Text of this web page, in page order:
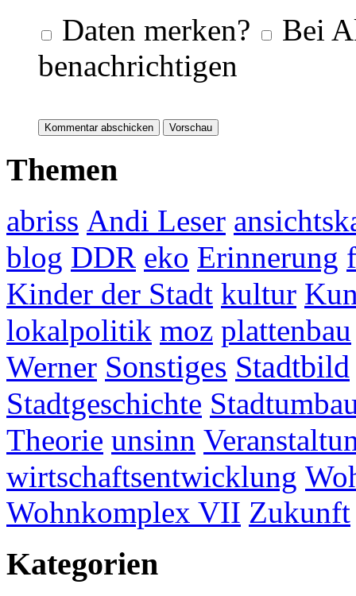
Daten merken?
Bei
benachrichtigen
Themen
abriss Andi Leser
blog DDR eko Erinnerung
Kinder der Stadt kultur
lokalpolitik moz plattenbau
Werner Sonstiges Stadtbild
Stadtgeschichte
Theorie unsinn
wirtschaftsentwicklung
Wohnkomplex VII Zukunft
Kategorien